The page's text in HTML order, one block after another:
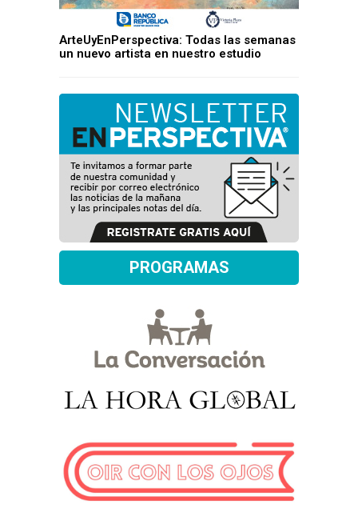
ArteUyEnPerspectiva: Todas las semanas
un nuevo artista en nuestro estudio
PROGRAMAS